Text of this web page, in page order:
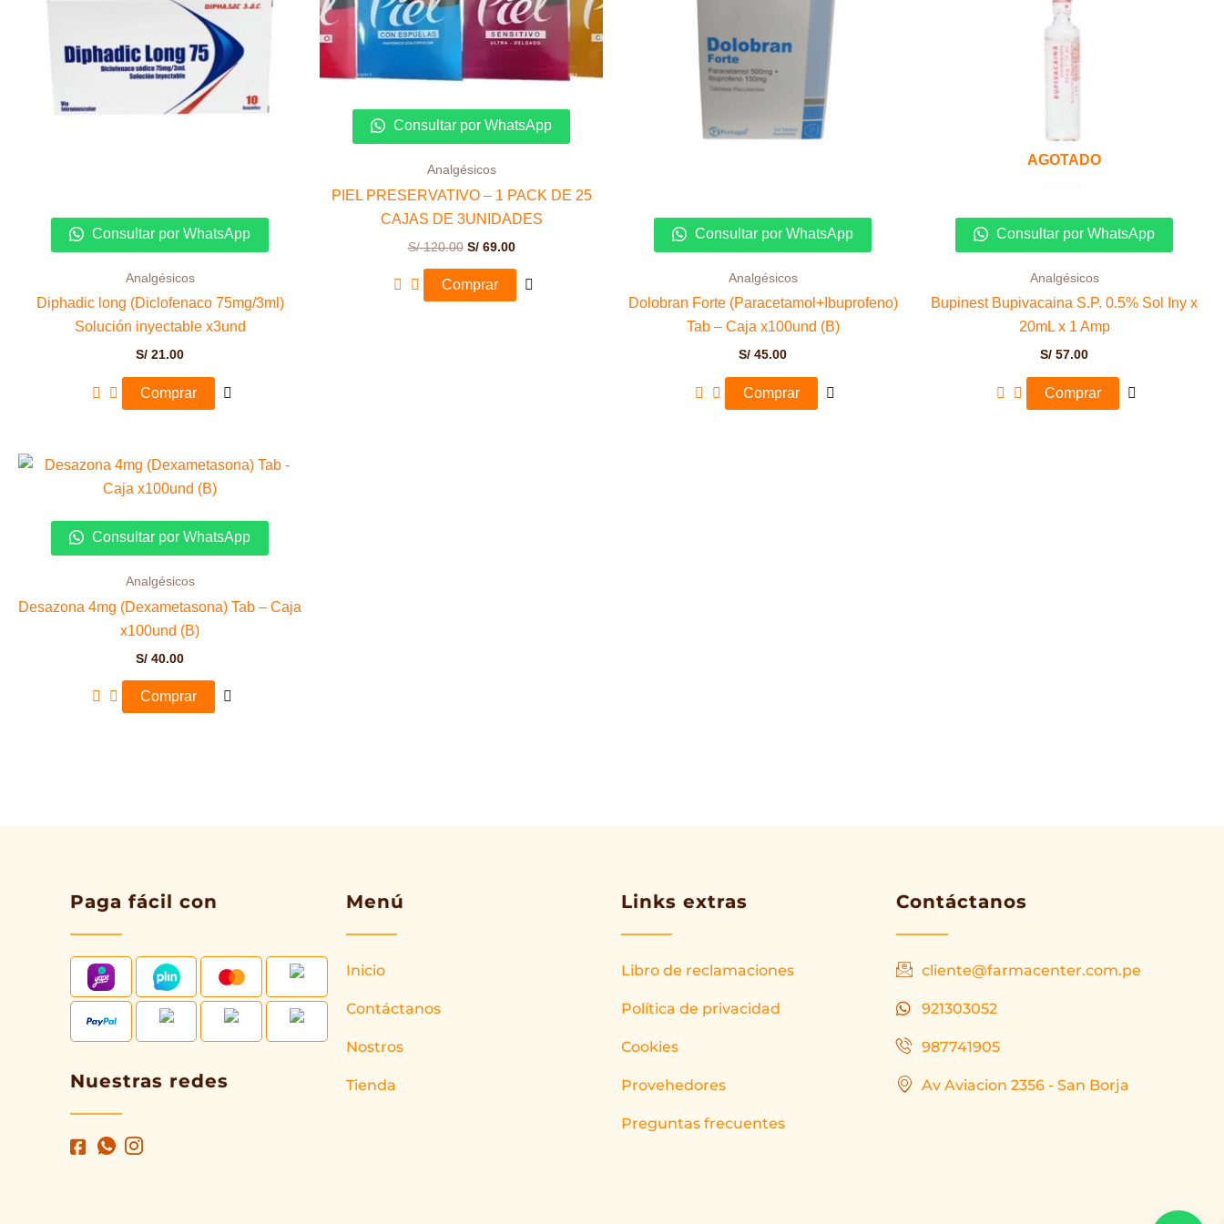
Consultar por WhatsApp
Analgésicos
Diphadic long (Diclofenaco 75mg/3ml)
Solución inyectable x3und
S/ 21.00
Comprar
Consultar por WhatsApp
Analgésicos
PIEL PRESERVATIVO – 1 PACK DE 25
CAJAS DE 3UNIDADES
S/120.00 S/69.00
Comprar
Consultar por WhatsApp
Analgésicos
Dolobran Forte (Paracetamol+Ibuprofeno)
Tab – Caja x100und (B)
S/ 45.00
Comprar
AGOTADO
Consultar por WhatsApp
Analgésicos
Bupinest Bupivacaina S.P. 0.5% Sol Iny x
20mL x 1 Amp
S/ 57.00
Comprar
Consultar por WhatsApp
Analgésicos
Desazona 4mg (Dexametasona) Tab – Caja
x100und (B)
S/ 40.00
Comprar
Paga fácil con
Nuestras redes
Menú
Inicio
Contáctanos
Nostros
Tienda
Links extras
Libro de reclamaciones
Política de privacidad
Cookies
Provehedores
Preguntas frecuentes
Contáctanos
cliente@farmacenter.com.pe
921303052
987741905
Av Aviacion 2356 - San Borja